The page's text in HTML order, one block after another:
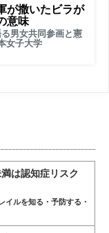
が撒いたビラが
意味
男女共同参画と憲
女子大学
は認知症リスク
イルを知る・予防する・